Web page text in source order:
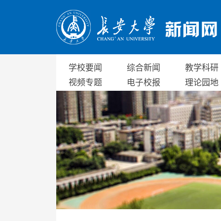
学校要闻 综合新闻
教学科研
视频专题
电子校报 理论园地